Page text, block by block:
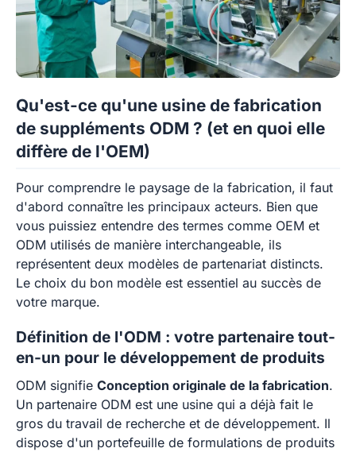
Qu'est-ce qu'une usine de fabrication
de suppléments ODM ? (et en quoi elle
diffère de l'OEM)
Pour comprendre le paysage de la fabrication, il faut
d'abord connaître les principaux acteurs. Bien que
vous puissiez entendre des termes comme OEM et
ODM utilisés de manière interchangeable, ils
représentent deux modèles de partenariat distincts.
Le choix du bon modèle est essentiel au succès de
votre marque.
Définition de l'ODM : votre partenaire tout-
en-un pour le développement de produits
ODM signifie Conception originale de la fabrication.
Un partenaire ODM est une usine qui a déjà fait le
gros du travail de recherche et de développement. Il
dispose d'un portefeuille de formulations de produits